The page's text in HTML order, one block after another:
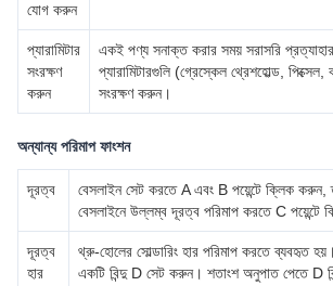
যোগ করুন
প্যারামিটার
সংরক্ষণ
করুন
একই পণ্য সনাক্ত করার সময় সরাসরি
প্যারামিটারগুলি (গ্রেস্কেল থ্রেশহোল্ড, পিক্সেল,
সংরক্ষণ করুন।
অন্যান্য পরিমাপ ফাংশন
দূরত্ব
বেসলাইন সেট করতে A এবং B পয়েন্টে ক্লিক করুন,
বেসলাইনে উল্লম্ব দূরত্ব পরিমাপ করতে C পয়েন্টে
দূরত্ব
হার
থ্রু-হোলের সোল্ডারিং হার পরিমাপ করতে ব্যবহৃত
একটি বিন্দু D সেট করুন। শতাংশ অনুপাত পেতে D